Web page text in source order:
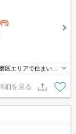
円)
区エリアで住まいを
ば神戸須磨本町郵便
ックスなど豊富なの
細を見る